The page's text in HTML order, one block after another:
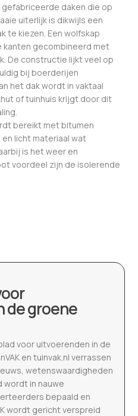
daken die op
uiterlijk is dikwijls een
te kiezen. Een wolfskap
gecombineerd met
De constructie lijkt veel op
bij boerderijen
het dak wordt in vaktaal
of tuinhuis krijgt door dit
bereikt met bitumen
licht materiaal wat
is het weer en
voordeel zijn de isolerende
de groene
voor uitvoerenden in de
en tuinvak.nl verrassen
wetenswaardigheden
wordt in nauwe
bepaald en
wordt gericht verspreid